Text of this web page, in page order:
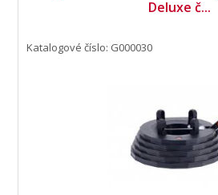
Deluxe č...
Katalogové číslo: G000030